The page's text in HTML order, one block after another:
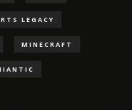
LEGACY
MINECRAFT